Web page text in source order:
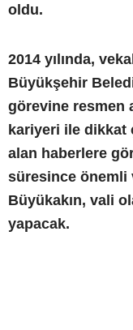
oldu.
2014 yılında,
Büyükşehir
görevine resmen
kariyeri ile dikkat
alan haberlere
süresince önemli
Büyükakın, vali
yapacak.